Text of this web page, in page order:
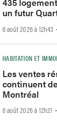
un futur
6 août 2026 à 12h43
HABITATION ET
Les ventes
continuent
Montréal
6 août 2026 à 12h21 -